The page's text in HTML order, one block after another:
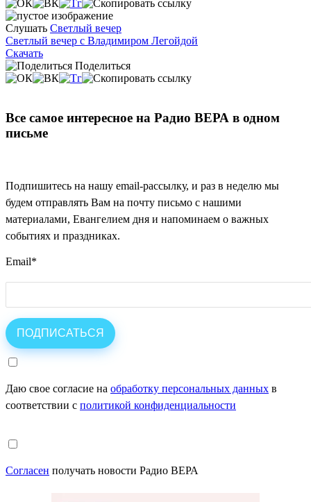
Слушать Светлый вечер
Светлый вечер с Владимиром Легойдой
Скачать
Поделиться
Все самое интересное на Радио ВЕРА в одном
письме
Подпишитесь на нашу email-рассылку, и раз в неделю мы
будем отправлять Вам на почту письмо с нашими
материалами, Евангелием дня и напоминаем о важных
событиях и праздниках.
Email*
Даю свое согласие на обработку персональных данных в
соответствии с политикой конфиденциальности
Согласен получать новости Радио ВЕРА